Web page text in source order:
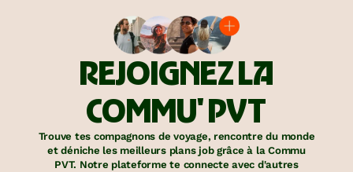
REJOIGNEZ LA
COMMU' PVT
Trouve tes compagnons de voyage, rencontre du monde
et déniche les meilleurs plans job grâce à la Commu
PVT. Notre plateforme te connecte avec d'autres